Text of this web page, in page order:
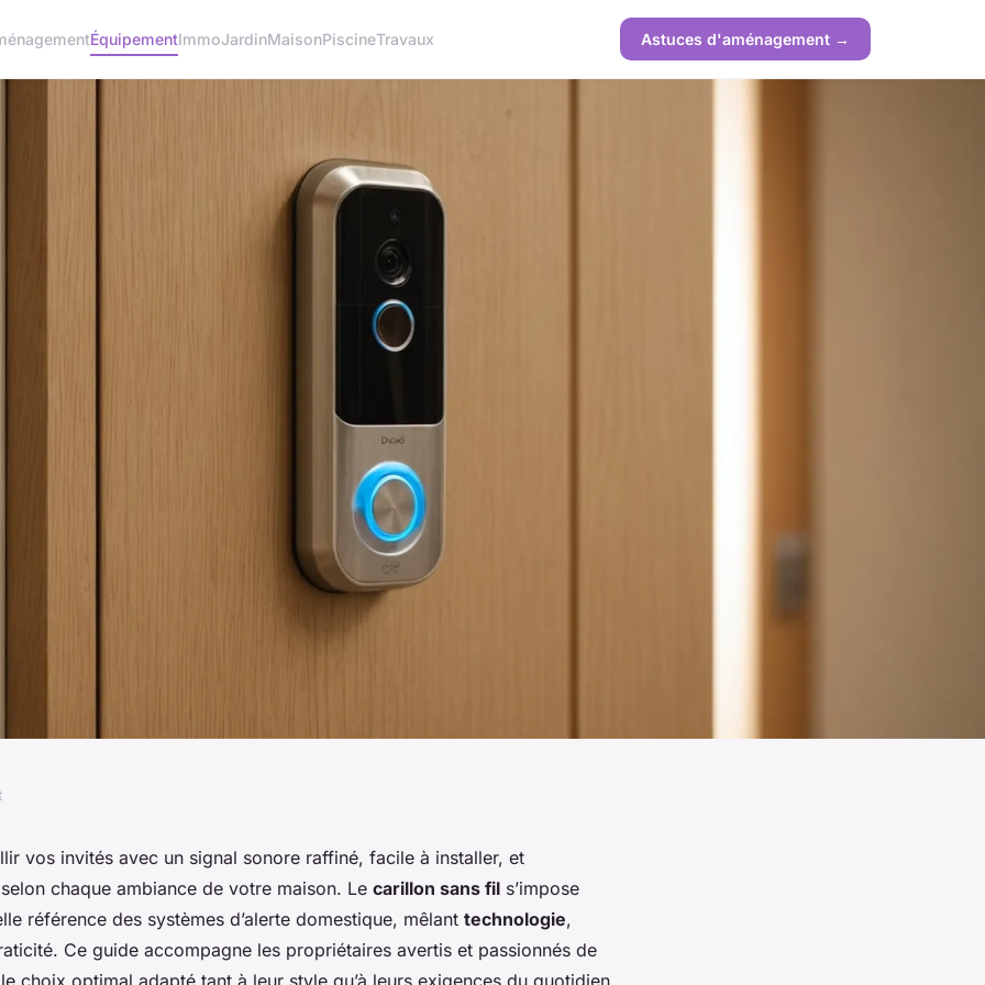
ÉquipementImmoJardinMaisonPiscineTravaux Astuces d'aménagement →
moderne pour
et design
vos invités avec un signal sonore raffiné, facile à installer, et
chaque ambiance de votre maison. Le carillon sans fil s’impose
référence des systèmes d’alerte domestique, mêlant technologie,
Ce guide accompagne les propriétaires avertis et passionnés de
choix optimal adapté tant à leur style qu’à leurs exigences du quotidien.